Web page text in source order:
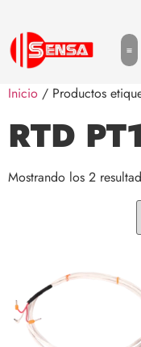
Inicio / Productos
RTD
Mostrando los 2